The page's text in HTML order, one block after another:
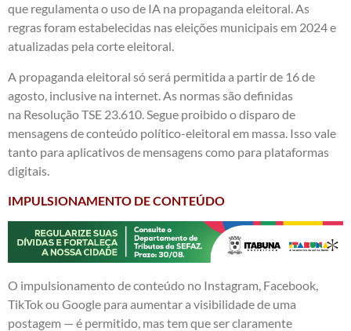
que regulamenta o uso de IA na propaganda eleitoral. As
regras foram estabelecidas nas eleições municipais em 2024 e
atualizadas pela corte eleitoral.
A propaganda eleitoral só será permitida a partir de 16 de
agosto, inclusive na internet. As normas são definidas
na Resolução TSE 23.610. Segue proibido o disparo de
mensagens de conteúdo político-eleitoral em massa. Isso vale
tanto para aplicativos de mensagens como para plataformas
digitais.
IMPULSIONAMENTO DE CONTEÚDO
O impulsionamento de conteúdo no Instagram, Facebook,
TikTok ou Google para aumentar a visibilidade de uma
postagem — é permitido, mas tem que ser claramente